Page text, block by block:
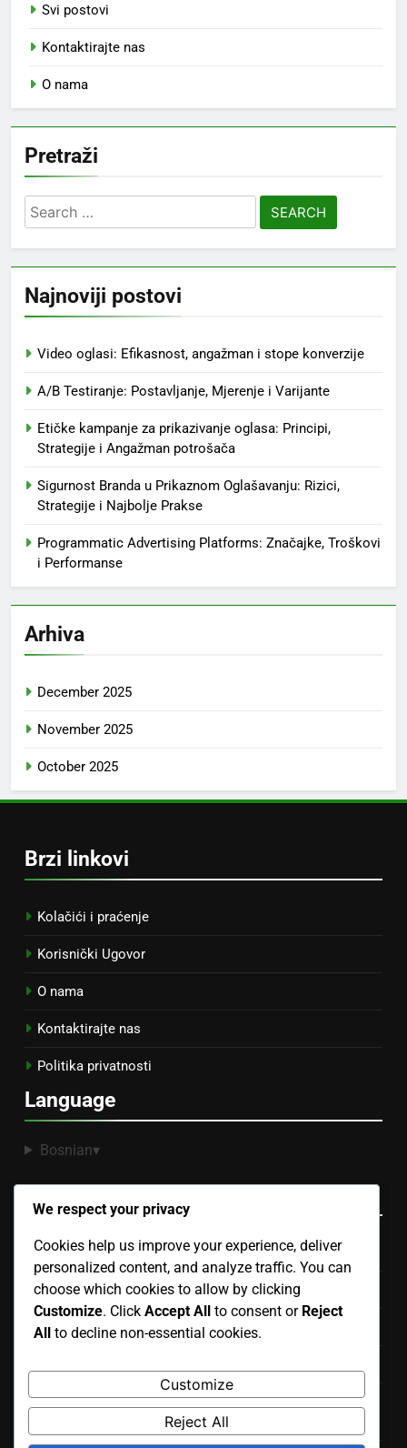
Svi postovi
Kontaktirajte nas
O nama
Pretraži
Search
for:
Najnoviji postovi
Video oglasi: Efikasnost, angažman i stope konverzije
A/B Testiranje: Postavljanje, Mjerenje i Varijante
Etičke kampanje za prikazivanje oglasa: Principi,
Strategije i Angažman potrošača
Sigurnost Branda u Prikaznom Oglašavanju: Rizici,
Strategije i Najbolje Prakse
Programmatic Advertising Platforms: Značajke, Troškovi
i Performanse
Arhiva
December 2025
November 2025
October 2025
Brzi linkovi
Kolačići i praćenje
Korisnički Ugovor
O nama
Kontaktirajte nas
Politika privatnosti
Language
Bosnian▾
Kategorije
Budžetiranje za Display Advertising
Efikasne strategije ciljanog oglašavanja prikaza
Kreativni formati u prikaznom oglašavanju
Najbolje prakse za usklađenost oglašavanja na
prikazivačkim mrežama
We respect your privacy
Cookies help us improve your experience, deliver
personalized content, and analyze traffic. You can
choose which cookies to allow by clicking
Customize. Click Accept All to consent or Reject
All to decline non-essential cookies.
Customize
Reject All